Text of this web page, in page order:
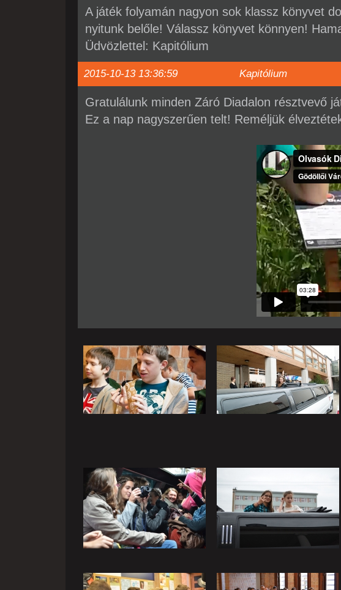
A játék folyamán nagyon sok klassz könyvet
nyitunk belőle! Válassz könyvet könnyen!
Üdvözlettel: Kapitólium
2015-10-13 13:36:59 Kapitólium
Gratulálunk minden Záró Diadalon résztvevő
Ez a nap nagyszerűen telt! Reméljük